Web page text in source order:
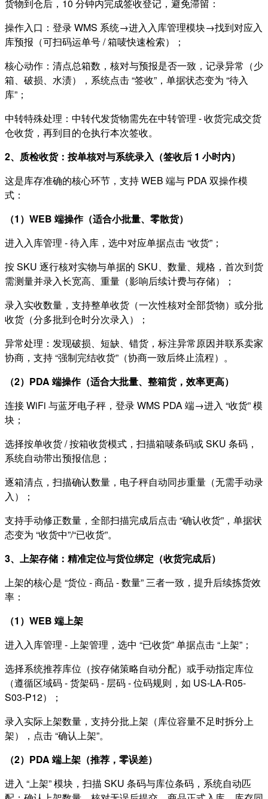
货物到仓后，10 分钟内完成签收登记，避免滞留：
操作入口：登录 WMS 系统→进入入库管理模块→找到对应入
库预报（可扫码运单号 / 箱唛快速检索）；
核心动作：清点总箱数，核对与预报是否一致，记录异常（少
箱、破损、水渍），系统点击 “签收”，单据状态变为 “待入
库”；
中转特殊处理：中转代发货物需先在中转管理 - 收货完成交货
仓收货，再到目的仓执行本次签收。
2、质检收货：按单核对与系统录入（签收后 1 小时内）
这是库存准确的核心环节，支持 WEB 端与 PDA 双操作模
式：
（1）WEB 端操作（适合小批量、零散货）
进入入库管理 - 待入库，选中对应单据点击 “收货”；
按 SKU 逐行核对实物与单据的 SKU、数量、规格，首次到货
需测量并录入长宽高、重量（影响后续计费与存储）；
录入实收数量，支持整单收货（一次性核对全部货物）或分批
收货（分多批到仓时分次录入）；
异常处理：发现破损、短缺、错货，标注异常原因并联系卖家
协商，支持 “强制完结收货”（协商一致后终止流程）。
（2）PDA 端操作（适合大批量、整箱货，效率更高）
连接 WiFi 与蓝牙电子秤，登录 WMS PDA 端→进入 “收货” 模
块；
选择按单收货 / 按箱收货模式，扫描箱唛条码或 SKU 条码，
系统自动带出预报信息；
逐箱清点，扫描确认数量，电子秤自动同步重量（无需手动录
入）；
支持手动修正数量，全部扫描完成后点击 “确认收货”，单据状
态变为 “收货中”/“已收货”。
3、上架存储：精准定位与货位绑定（收货完成后）
上架的核心是 “货位 - 商品 - 数量” 三者一致，提升后续拣货效
率：
（1）WEB 端上架
进入入库管理 - 上架管理，选中 “已收货” 单据点击 “上架”；
选择系统推荐库位（按存储策略自动分配）或手动指定库位
（遵循区域码 - 货架码 - 层码 - 位码规则，如 US-LA-R05-
S03-P12）；
录入实际上架数量，支持分批上架（库位容量不足时拆分上
架），点击 “确认上架”。
（2）PDA 端上架（推荐，零误差）
进入 “上架” 模块，扫描 SKU 条码与库位条码，系统自动匹